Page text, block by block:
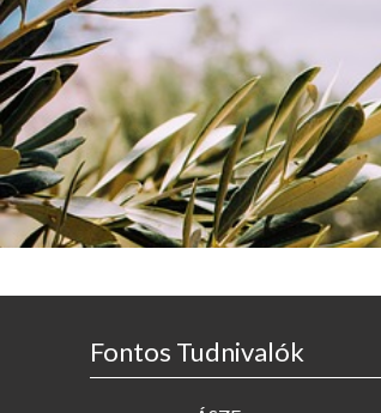
Fontos Tudnivalók